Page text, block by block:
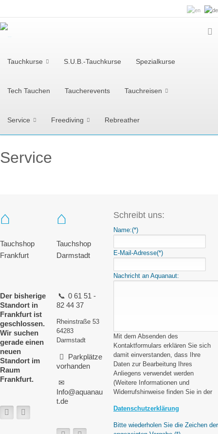
Tauchkurse S.U.B.-Tauchkurse Spezialkurse
Tech Tauchen Taucherevents Tauchreisen
Service Freediving Rebreather
Service
Tauchshop
Frankfurt
Der bisherige
Standort in
Frankfurt ist
geschlossen.
Wir suchen
gerade einen
neuen
Standort im
Raum
Frankfurt.
Tauchshop
Darmstadt
0 61 51 -
82 44 37
Rheinstraße 53
64283
Darmstadt
Parkplätze
vorhanden
Info@aquanau
t.de
Schreibt uns:
Name:(*)
E-Mail-Adresse(*)
Nachricht an Aquanaut:
Mit dem Absenden des
Kontaktformulars erklären Sie sich
damit einverstanden, dass Ihre
Daten zur Bearbeitung Ihres
Anliegens verwendet werden
(Weitere Informationen und
Widerrufshinweise finden Sie in der
Datenschutzerklärung
Bitte wiederholen Sie die Zeichen der